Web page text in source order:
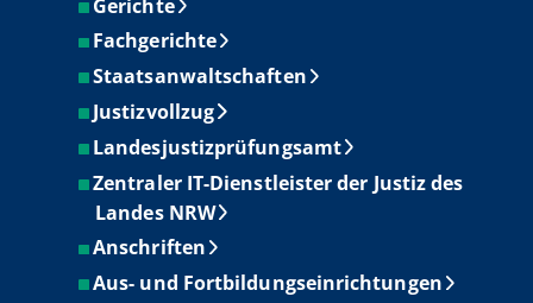
Gerichte
Fachgerichte
Staatsanwaltschaften
Justizvollzug
Landesjustizprüfungsamt
Zentraler IT-Dienstleister der Justiz des
Landes NRW
Anschriften
Aus- und Fortbildungseinrichtungen